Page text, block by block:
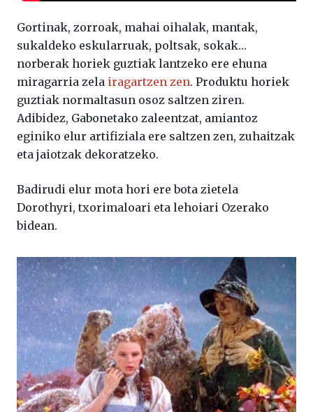
Gortinak, zorroak, mahai oihalak, mantak,
sukaldeko eskularruak, poltsak, sokak…
norberak horiek guztiak lantzeko ere ehuna
miragarria zela iragartzen zen. Produktu horiek
guztiak normaltasun osoz saltzen ziren.
Adibidez, Gabonetako zaleentzat, amiantoz
eginiko elur artifiziala ere saltzen zen, zuhaitzak
eta jaiotzak dekoratzeko.
Badirudi elur mota hori ere bota zietela
Dorothyri, txorimaloari eta lehoiari Ozerako
bidean.